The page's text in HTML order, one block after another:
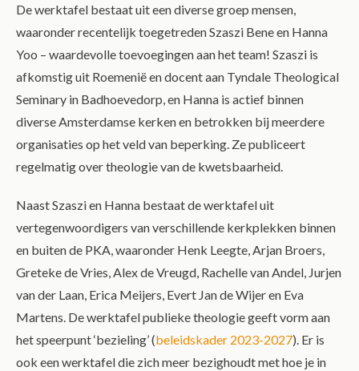
De werktafel bestaat uit een diverse groep mensen,
waaronder recentelijk toegetreden Szaszi Bene en Hanna
Yoo – waardevolle toevoegingen aan het team! Szaszi is
afkomstig uit Roemenië en docent aan Tyndale Theological
Seminary in Badhoevedorp, en Hanna is actief binnen
diverse Amsterdamse kerken en betrokken bij meerdere
organisaties op het veld van beperking. Ze publiceert
regelmatig over theologie van de kwetsbaarheid.
Naast Szaszi en Hanna bestaat de werktafel uit
vertegenwoordigers van verschillende kerkplekken binnen
en buiten de PKA, waaronder Henk Leegte, Arjan Broers,
Greteke de Vries, Alex de Vreugd, Rachelle van Andel, Jurjen
van der Laan, Erica Meijers, Evert Jan de Wijer en Eva
Martens. De werktafel publieke theologie geeft vorm aan
het speerpunt ‘bezieling’ (beleidskader 2023-2027). Er is
ook een werktafel die zich meer bezighoudt met hoe je in